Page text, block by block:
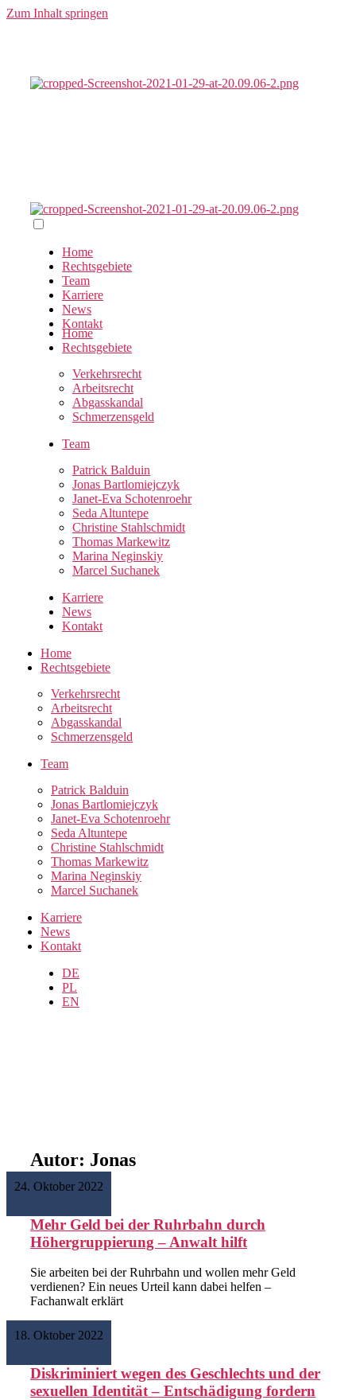
Zum Inhalt springen
Home
Rechtsgebiete
Team
Karriere
News
Kontakt
Home
Rechtsgebiete
Verkehrsrecht
Arbeitsrecht
Abgasskandal
Schmerzensgeld
Team
Patrick Balduin
Jonas Bartlomiejczyk
Janet-Eva Schotenroehr
Seda Altuntepe
Christine Stahlschmidt
Thomas Markewitz
Marina Neginskiy
Marcel Suchanek
Karriere
News
Kontakt
Home
Rechtsgebiete
Verkehrsrecht
Arbeitsrecht
Abgasskandal
Schmerzensgeld
Team
Patrick Balduin
Jonas Bartlomiejczyk
Janet-Eva Schotenroehr
Seda Altuntepe
Christine Stahlschmidt
Thomas Markewitz
Marina Neginskiy
Marcel Suchanek
Karriere
News
Kontakt
DE
PL
EN
Autor: Jonas
Mehr Geld bei der Ruhrbahn durch
Höhergruppierung – Anwalt hilft
24. Oktober 2022
Sie arbeiten bei der Ruhrbahn und wollen mehr Geld
verdienen? Ein neues Urteil kann dabei helfen –
Fachanwalt erklärt
Weiterlesen >
Diskriminiert wegen des Geschlechts und der
sexuellen Identität – Entschädigung fordern
18. Oktober 2022